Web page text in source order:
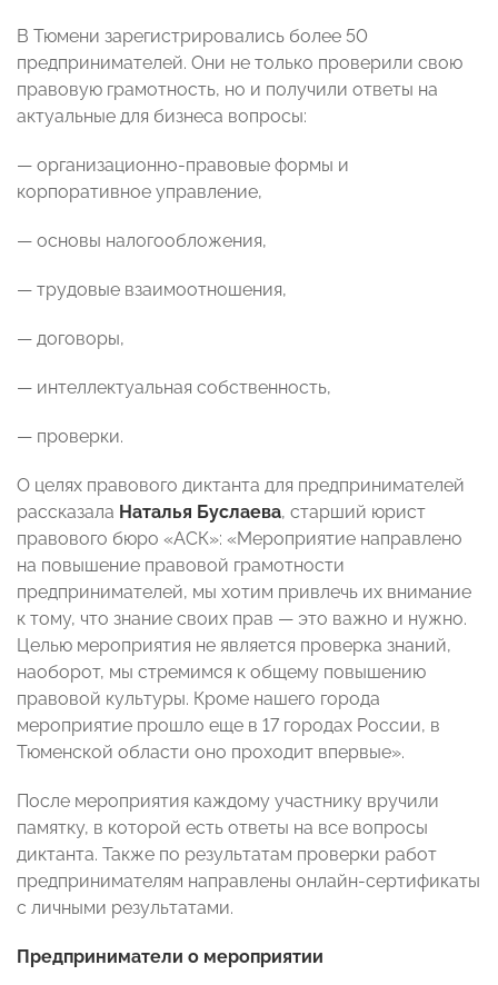
В Тюмени зарегистрировались более 50
предпринимателей. Они не только проверили свою
правовую грамотность, но и получили ответы на
актуальные для бизнеса вопросы:
— организационно-правовые формы и
корпоративное управление,
— основы налогообложения,
— трудовые взаимоотношения,
— договоры,
— интеллектуальная собственность,
— проверки.
О целях правового диктанта для предпринимателей
рассказала Наталья Буслаева, старший юрист
правового бюро «АСК»: «Мероприятие направлено
на повышение правовой грамотности
предпринимателей, мы хотим привлечь их внимание
к тому, что знание своих прав — это важно и нужно.
Целью мероприятия не является проверка знаний,
наоборот, мы стремимся к общему повышению
правовой культуры. Кроме нашего города
мероприятие прошло еще в 17 городах России, в
Тюменской области оно проходит впервые».
После мероприятия каждому участнику вручили
памятку, в которой есть ответы на все вопросы
диктанта. Также по результатам проверки работ
предпринимателям направлены онлайн-сертификаты
с личными результатами.
Предприниматели о мероприятии